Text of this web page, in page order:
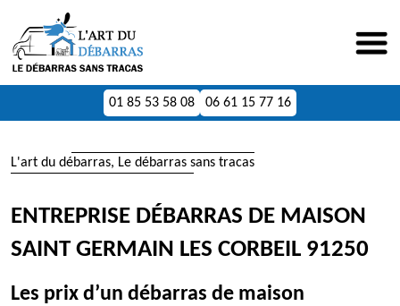
01 85 53 58 08 06 61 15 77 16
L'art du débarras, Le débarras sans tracas
ENTREPRISE DÉBARRAS DE MAISON
SAINT GERMAIN LES CORBEIL 91250
Les prix d’un débarras de maison